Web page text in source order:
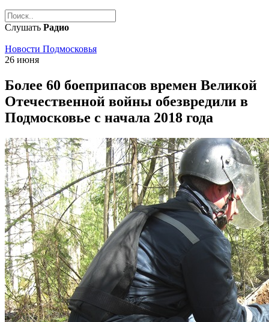
Слушать Радио
Новости Подмосковья
26 июня
Более 60 боеприпасов времен Великой
Отечественной войны обезвредили в
Подмосковье с начала 2018 года